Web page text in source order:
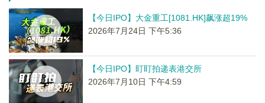
【今日IPO】大金重工[1081.HK]飙涨超19%
2026年7月24日 下午5:36
【今日IPO】盯盯拍递表港交所
2026年7月10日 下午4:59